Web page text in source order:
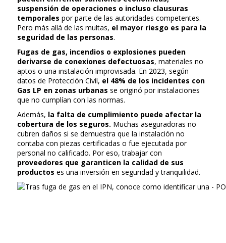
suspensión de operaciones o incluso clausuras
temporales por parte de las autoridades competentes.
Pero más allá de las multas, el mayor riesgo es para la
seguridad de las personas.
Fugas de gas, incendios o explosiones pueden
derivarse de conexiones defectuosas, materiales no
aptos o una instalación improvisada. En 2023, según
datos de Protección Civil, el 48% de los incidentes con
Gas LP en zonas urbanas se originó por instalaciones
que no cumplían con las normas.
Además, la falta de cumplimiento puede afectar la
cobertura de los seguros. Muchas aseguradoras no
cubren daños si se demuestra que la instalación no
contaba con piezas certificadas o fue ejecutada por
personal no calificado. Por eso, trabajar con
proveedores que garanticen la calidad de sus
productos es una inversión en seguridad y tranquilidad.